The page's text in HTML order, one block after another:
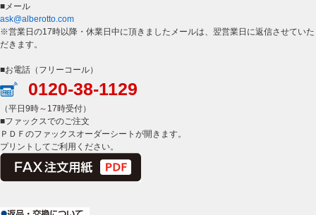
■メール
ask@alberotto.com
※営業日の17時以降・休業日中に頂きましたメールは、翌営業日に返信させていた
だきます。
■お電話（フリーコール）
0120-38-1129
（平日9時～17時受付）
■ファックスでのご注文
ＰＤＦのファックスオーダーシートが開きます。
プリントしてご利用ください。